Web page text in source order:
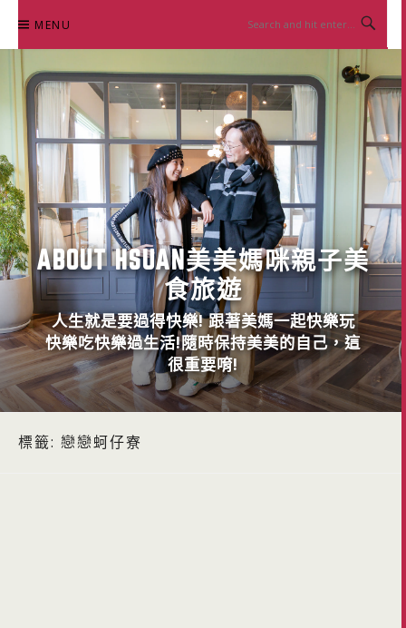
content
MENU
ABOUT HSUAN美美媽咪親子美
食旅遊
人生就是要過得快樂! 跟著美媽一起快樂玩
快樂吃快樂過生活!隨時保持美美的自己，這
很重要唷!
標籤: 戀戀蚵仔寮